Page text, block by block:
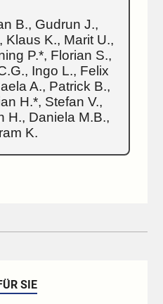
B., Gudrun J.,
Klaus K., Marit U.,
P.*, Florian S.,
Ingo L., Felix
A., Patrick B.,
H.*, Stefan V.,
H., Daniela M.B.,
K.
SIE